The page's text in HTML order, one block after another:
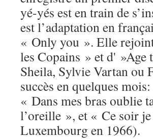
yé-yés est en train de
est l’adaptation en
« Only you ». Elle
les Copains » et d' »Age
Sheila, Sylvie Vartan ou
succès en quelques
« Dans mes bras oublie
l’oreille », et « Ce soir
Luxembourg en 1966).